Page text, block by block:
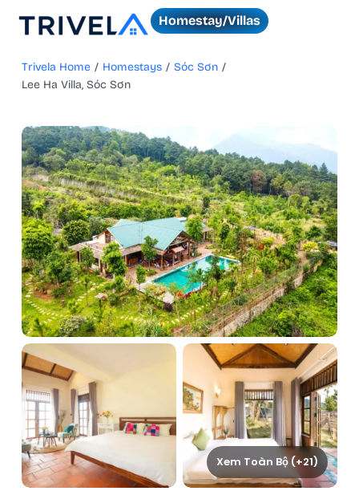
Homestay/Villas
Trivela Home / Homestays / Sóc Sơn /
Lee Ha Villa, Sóc Sơn
Xem Toàn Bộ (+21)